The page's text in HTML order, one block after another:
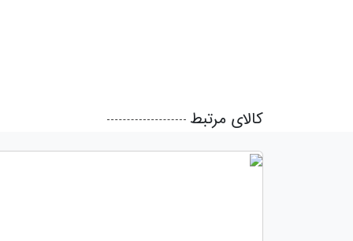
کالای مرتبط